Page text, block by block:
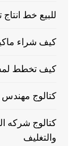
للبيع خط انتاج
كيف شراء
كيف تخطط
كتالوج مهندس
كتالوج شركه
والتغليف